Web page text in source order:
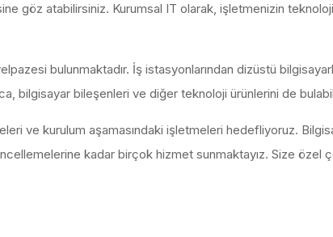
göz atabilirsiniz. Kurumsal IT olarak, işletmenizin
bulunmaktadır. İş istasyonlarından dizüstü
bilgisayar bileşenleri ve diğer teknoloji ürünlerini de
ve kurulum aşamasındaki işletmeleri hedefliyoruz.
kadar birçok hizmet sunmaktayız. Size